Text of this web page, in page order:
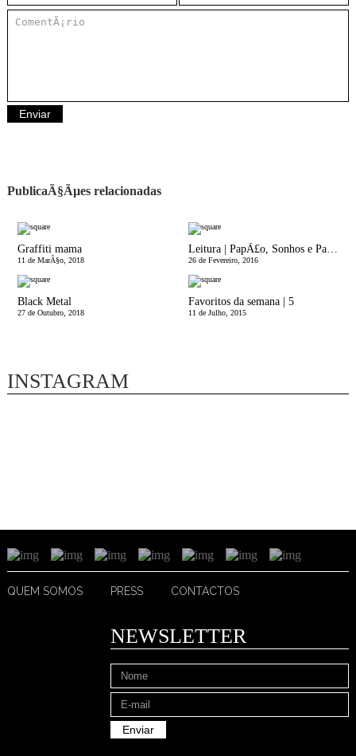
PublicaÃ§Ãµes relacionadas
Graffiti mama
11 de MarÃ§o, 2018
Leitura | PapÃ£o, Sonhos e Pardais
26 de Fevereiro, 2016
Black Metal
27 de Outubro, 2018
Favoritos da semana | 5
11 de Julho, 2015
INSTAGRAM
QUEM SOMOS PRESS CONTACTOS
NEWSLETTER